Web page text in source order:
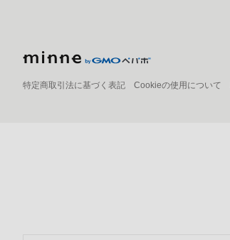
特定商取引法に基づく表記 Cookieの使用について